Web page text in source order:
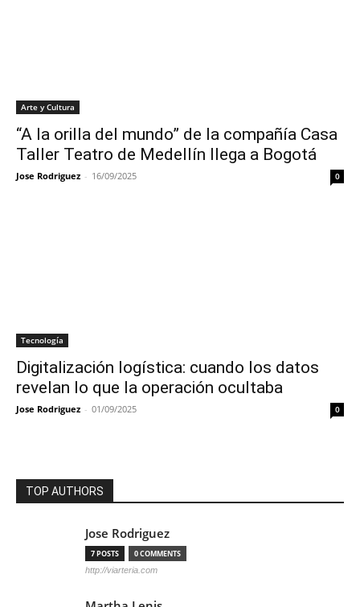
Arte y Cultura
“A la orilla del mundo” de la compañía Casa
Taller Teatro de Medellín llega a Bogotá
Jose Rodriguez - 16/09/2025 0
Tecnología
Digitalización logística: cuando los datos
revelan lo que la operación ocultaba
Jose Rodriguez - 01/09/2025 0
TOP AUTHORS
Jose Rodriguez
7 POSTS 0 COMMENTS
http://viarteria.com